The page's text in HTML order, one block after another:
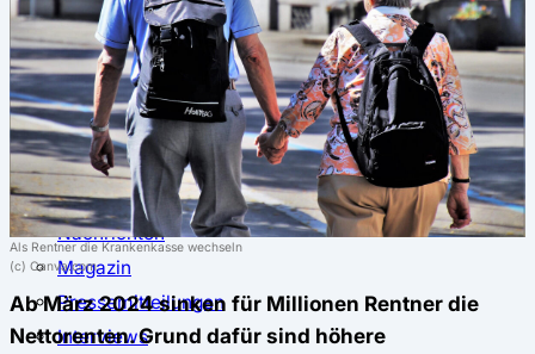
Krankenkassenrechner
↔ Wechsel
Krankenkassenwechsel
Kündigung
Musterkündigung
ℹ Ratgeber
Nachrichten
Magazin
Pressemitteilungen
Interviews
Als Rentner die Krankenkasse wechseln
(c) Canva.com
Ab März 2024 sinken für Millionen Rentner die
Nettorenten. Grund dafür sind höhere